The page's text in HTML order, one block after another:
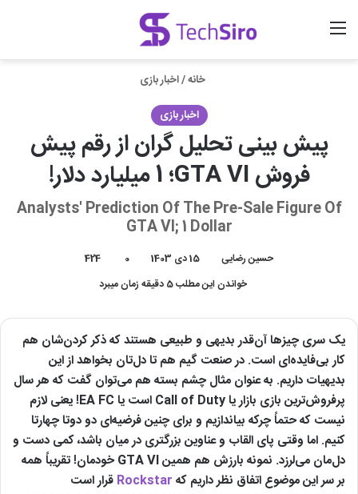
جستجو برای
ورود
خانه/اخبار بازی
اخبار بازی
پیش بینی تحلیل گران از رقم پیش
فروش GTA VI؛ 1 میلیارد دلار!
Analysts' Prediction Of The Pre-Sale Figure Of
GTA VI; 1 Dollar
حسین رضایی 15 دی 1403 0
424
خواندن این مطلب 5 دقیقه زمان میبرد
یک سری چیزها آن‌قدر بدیهی و طبیعی هستند که ذکر کردن‌شان هم
کار بی‌فایده‌ای است. در صنعت گیم هم تا دل‌تان بخواهد از این
بدیهیات داریم. به عنوان مثال چشم بسته هم می‌توان گفت که هر سال
پرفروش‌ترین بازی بازار یا Call of Duty است یا EA FC! یعنی لازم
نیست که حتماً چرکه بیاندازیم و برای چنین فرضیه‌ای دو دوتا چهارتا
کنیم. اما وقتی پای القاب و عناوین بزرگتری در میان باشد، کمی دست و
دل‌مان می‌لرزد. نمونه بارزش هم همین GTA VI خودمان! تقریباً همه
بر سر این موضوع اتفاق نظر داریم که Rockstar قرار است